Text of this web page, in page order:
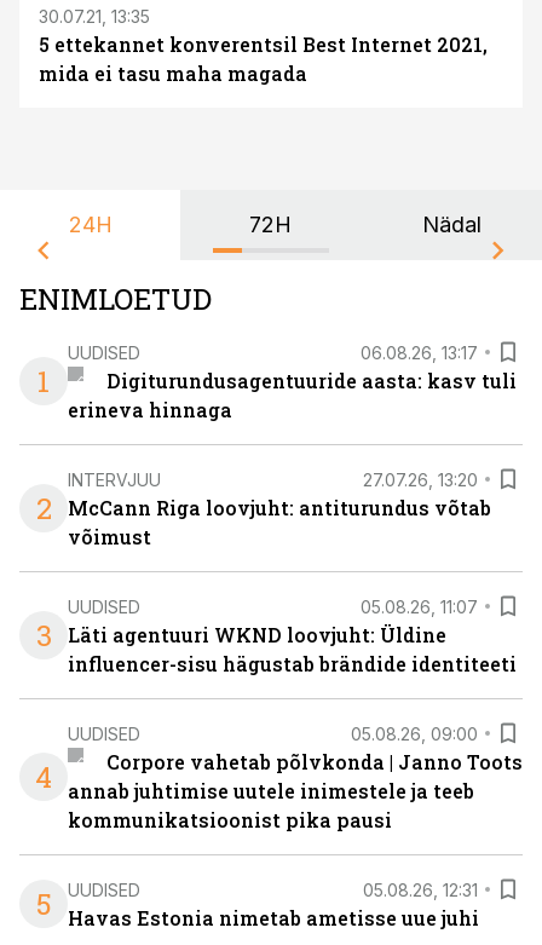
30.07.21, 13:35
5 ettekannet konverentsil Best Internet 2021,
mida ei tasu maha magada
24H 72H Nädal
ENIMLOETUD
1
UUDISED 06.08.26, 13:17
Digiturundusagentuuride aasta: kasv tuli
erineva hinnaga
2
INTERVJUU 27.07.26, 13:20
McCann Riga loovjuht: antiturundus võtab
võimust
3
UUDISED 05.08.26, 11:07
Läti agentuuri WKND loovjuht: Üldine
influencer-sisu hägustab brändide identiteeti
4
UUDISED 05.08.26, 09:00
Corpore vahetab põlvkonda | Janno Toots
annab juhtimise uutele inimestele ja teeb
kommunikatsioonist pika pausi
5 UUDISED 05.08.26, 12:31
Havas Estonia nimetab ametisse uue juhi